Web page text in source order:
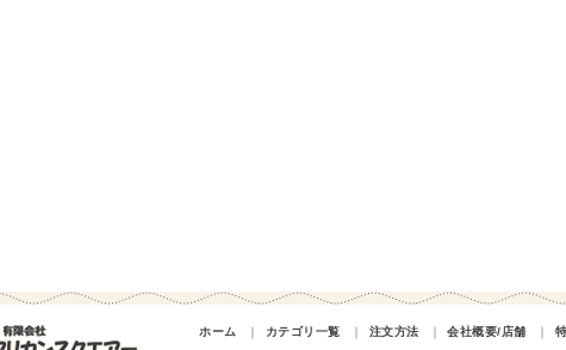
ホーム ｜ カテゴリ一覧 ｜ 注文方法 ｜ 会社概要/店舗 ｜